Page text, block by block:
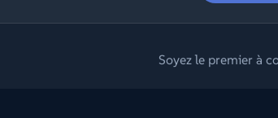
Soyez le premier à